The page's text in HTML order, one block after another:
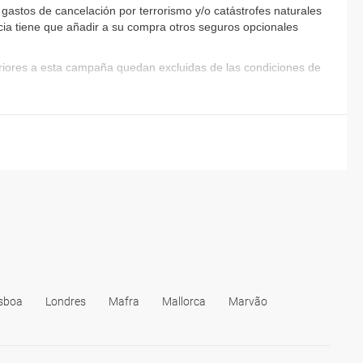
y la gastronomía de este diverso país.
de cancelación por terrorismo y/o catástrofes naturales
tiene que añadir a su compra otros seguros opcionales
a esta campaña quedan excluidas de las condiciones de
Londres Mafra Mallorca
Marvão